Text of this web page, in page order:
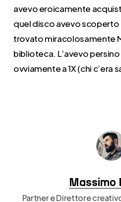
avevo eroicamente
quel disco avevo scoperto
trovato miracolosamente
biblioteca. L’avevo
ovviamente a 1X (chi c’era
Massimo
Partner e Direttore